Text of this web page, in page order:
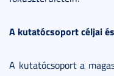
A kutatócsoport céljai
A kutatócsoport a